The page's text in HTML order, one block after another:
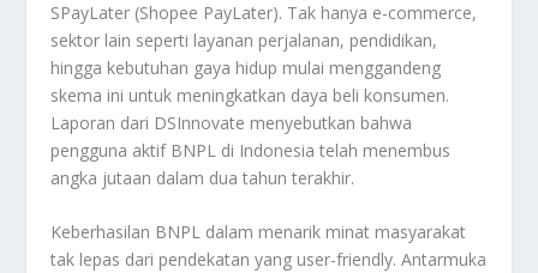
SPayLater (Shopee PayLater). Tak hanya e-commerce,
sektor lain seperti layanan perjalanan, pendidikan,
hingga kebutuhan gaya hidup mulai menggandeng
skema ini untuk meningkatkan daya beli konsumen.
Laporan dari DSInnovate menyebutkan bahwa
pengguna aktif BNPL di Indonesia telah menembus
angka jutaan dalam dua tahun terakhir.
Keberhasilan BNPL dalam menarik minat masyarakat
tak lepas dari pendekatan yang user-friendly. Antarmuka